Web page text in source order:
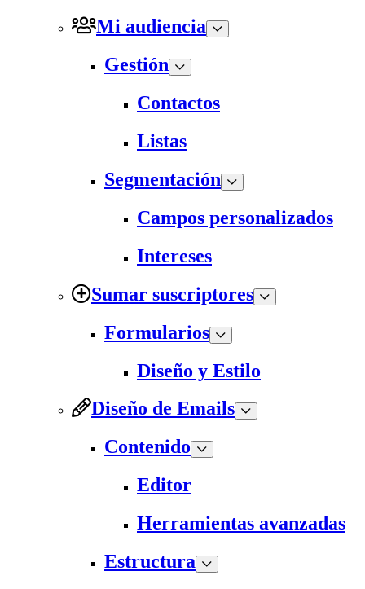
Mi audiencia
Gestión
Contactos
Listas
Segmentación
Campos personalizados
Intereses
Sumar suscriptores
Formularios
Diseño y Estilo
Diseño de Emails
Contenido
Editor
Herramientas avanzadas
Estructura